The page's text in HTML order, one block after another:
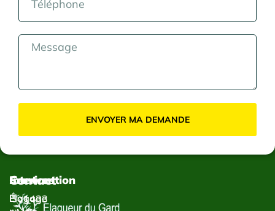
ENVOYER MA DEMANDE
Services
Élagage
Intervention
Élagage
Contact
1433